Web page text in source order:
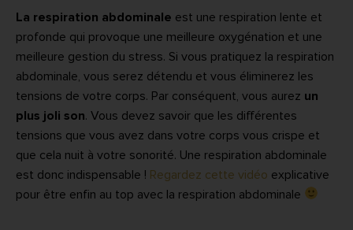
La respiration abdominale est une respiration lente et
profonde qui provoque une meilleure oxygénation et une
meilleure gestion du stress. Si vous pratiquez la respiration
abdominale, vous serez détendu et vous éliminerez les
tensions de votre corps. Par conséquent, vous aurez un
plus joli son. Vous devez savoir que les différentes
tensions que vous avez dans votre corps vous crispe et
que cela nuit à votre sonorité. Une respiration abdominale
est donc indispensable ! Regardez cette vidéo explicative
pour être enfin au top avec la respiration abdominale